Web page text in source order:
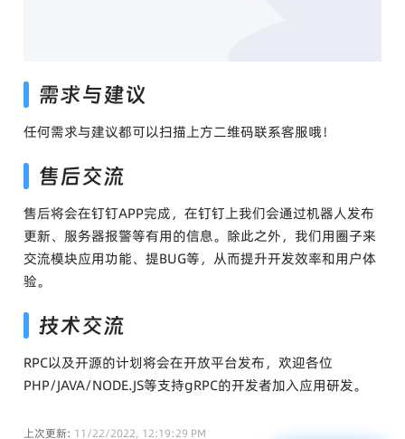
需求与建议
任何需求与建议都可以扫描上方二维码联系客服哦！
售后交流
售后将会在钉钉APP完成，在钉钉上我们会通过机器人发布
更新、服务器报警等有用的信息。除此之外，我们用圈子来
交流模块应用功能、提BUG等，从而提升开发效率和用户体
验。
技术交流
RPC以及开源的计划将会在开放平台发布，欢迎各位
PHP/JAVA/NODE.JS等支持gRPC的开发者加入应用研发。
上次更新: 11/22/2022, 12:19:29 PM